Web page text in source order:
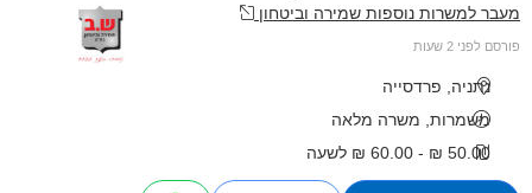
מעבר למשרות נוספות שמירה וביטחון
פורסם לפני 2 שעות
נתניה, פרדסייה
משמרות, משרה מלאה
50.00 ₪ - 60.00 ₪ לשעה